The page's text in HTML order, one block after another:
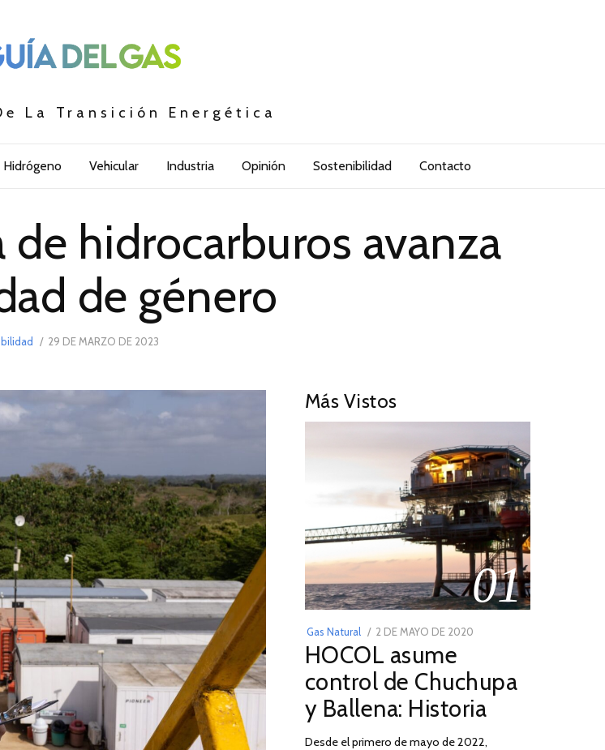
La Transición Energética
Hidrógeno Vehicular Industria Opinión Sostenibilidad Contacto
hidrocarburos avanza
de género
POSTED
29 DE MARZO DE 2023
2023
Más Vistos
01
Gas Natural
POSTED
ON
2 DE MAYO DE 2020
DE
2026
HOCOL asume
control de Chuchupa
y Ballena: Historia
Desde el primero de mayo de 2022,